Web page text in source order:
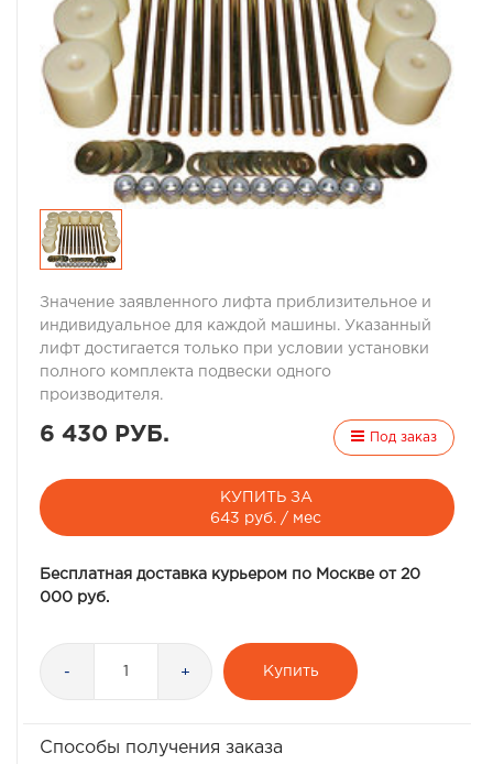
Значение заявленного лифта приблизительное и
индивидуальное для каждой машины. Указанный
лифт достигается только при условии установки
полного комплекта подвески одного
производителя.
6 430 РУБ. Под заказ
КУПИТЬ ЗА
643 руб. / мес
Бесплатная доставка курьером по Москве от 20
000 руб.
- + Купить
Способы получения заказа